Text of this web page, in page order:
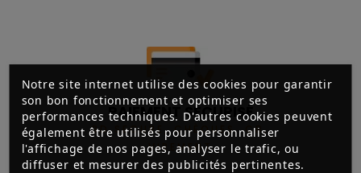
Notre site internet utilise des cookies pour garantir
son bon fonctionnement et optimiser ses
performances techniques. D'autres cookies peuvent
également être utilisés pour personnaliser
l'affichage de nos pages, analyser le trafic, ou
diffuser et mesurer des publicités pertinentes.
PAIEMENT SÉCURISÉ
3D SECURE, CHÈQUES, CB,
VIREMENT